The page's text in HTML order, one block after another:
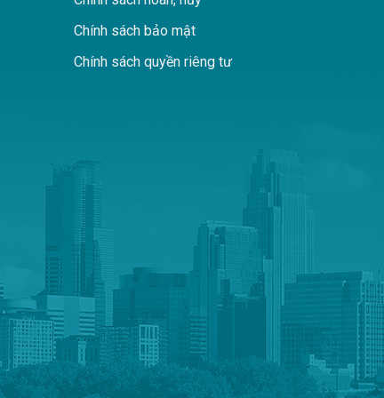
Chính sách bảo mật
Chính sách quyền riêng tư